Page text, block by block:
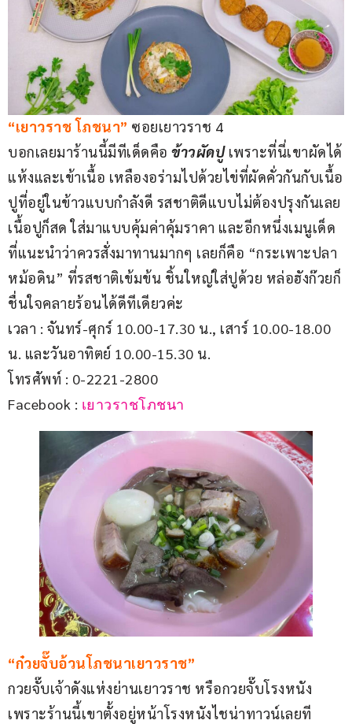
“เยาวราช โภชนา” ซอยเยาวราช 4
บอกเลยมาร้านนี้มีทีเด็ดคือ ข้าวผัดปู เพราะที่นี่เขาผัดได้
แห้งและเข้าเนื้อ เหลืองอร่ามไปด้วยไข่ที่ผัดคั่วกันกับเนื้อ
ปูที่อยู่ในข้าวแบบกำลังดี รสชาติดีแบบไม่ต้องปรุงกันเลย
เนื้อปูก็สด ใส่มาแบบคุ้มค่าคุ้มราคา และอีกหนึ่งเมนูเด็ด
ที่แนะนำว่าควรสั่งมาทานมากๆ เลยก็คือ “กระเพาะปลา
หม้อดิน” ที่รสชาติเข้มข้น ชิ้นใหญ่ใส่ปูด้วย หล่อฮังก๊วยก็
ชื่นใจคลายร้อนได้ดีทีเดียวค่ะ
เวลา : จันทร์-ศุกร์ 10.00-17.30 น., เสาร์ 10.00-18.00
น. และวันอาทิตย์ 10.00-15.30 น.
โทรศัพท์ : 0-2221-2800
Facebook : เยาวราชโภชนา
“ก๋วยจั๊บอ้วนโภชนาเยาวราช”
กวยจั๊บเจ้าดังแห่งย่านเยาวราช หรือกวยจั๊บโรงหนัง
เพราะร้านนี้เขาตั้งอยู่หน้าโรงหนังไชน่าทาวน์เลยที